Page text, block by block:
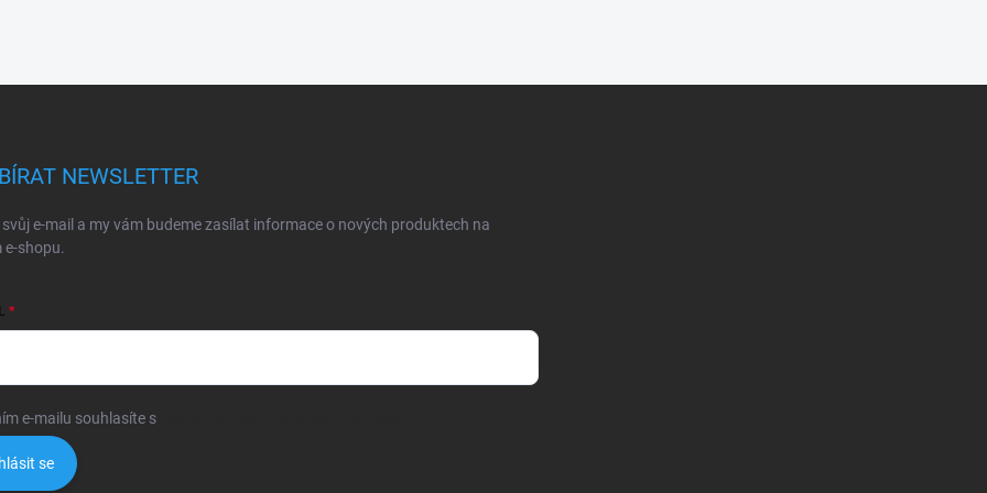
NEWSLETTER
e-mail a my vám budeme zasílat informace o nových produktech na
e-shopu.
e-mailu souhlasíte s
se